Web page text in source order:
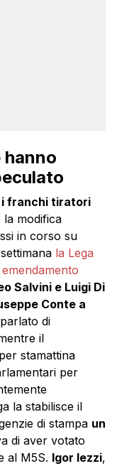
i franchi tiratori
la modifica
in corso su
la Lega
Salvini e Luigi Di
Conte a
di
il
stamattina
per
la stabilisce il
di stampa un
di aver votato
al M5S. Igor Iezzi,